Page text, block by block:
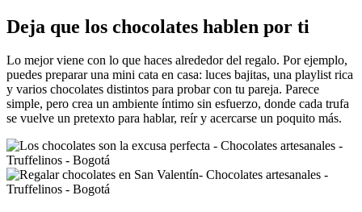
Deja que los chocolates hablen por ti
Lo mejor viene con lo que haces alrededor del regalo. Por ejemplo,
puedes preparar una mini cata en casa: luces bajitas, una playlist rica
y varios chocolates distintos para probar con tu pareja. Parece
simple, pero crea un ambiente íntimo sin esfuerzo, donde cada trufa
se vuelve un pretexto para hablar, reír y acercarse un poquito más.